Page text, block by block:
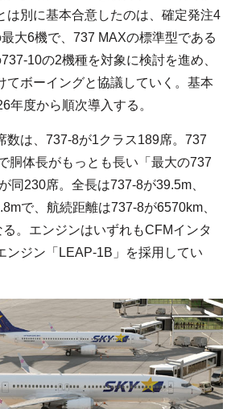
は別に基本合意したのは、確定発注4
大6機で、737 MAXの標準型である
10の2機種を対象に検討を進め、
てボーイングと協議していく。基本
年度から順次導入する。
は、737-8が1クラス189席。737
胴体長がもっとも長い「最大の737
同230席。全長は737-8が39.5m、
で、航続距離は737-8が6570km、
。エンジンはいずれもCFMインタ
ンジン「LEAP-1B」を採用してい